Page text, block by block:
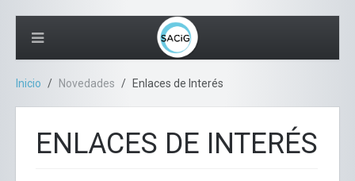
Inicio Novedades Enlaces de Interés
ENLACES DE INTERÉS